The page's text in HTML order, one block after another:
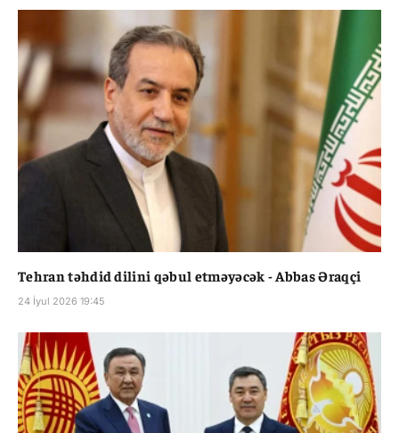
Tehran təhdid dilini qəbul etməyəcək - Abbas Əraqçi
24 İyul 2026 19:45